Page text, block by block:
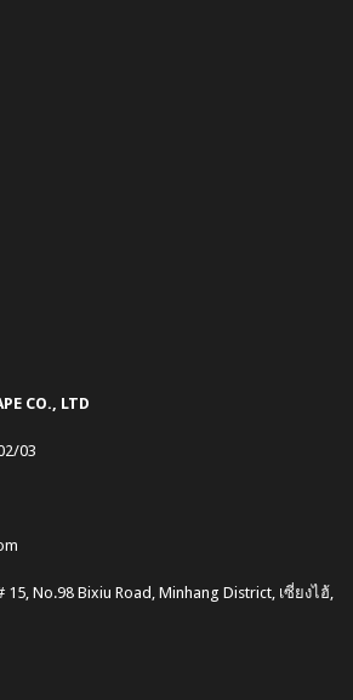
CO., LTD
03
No.98 Bixiu Road, Minhang District, เซี่ยงไฮ้,